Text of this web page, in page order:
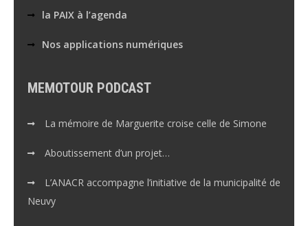
la PAIX à l’agenda
Nos applications numériques
MEMOTOUR PODCAST
La mémoire de Marguerite croise celle de Simone
Aboutissement d’un projet…
L’ANACR accompagne l’initiative de la municipalité de
Neuvy